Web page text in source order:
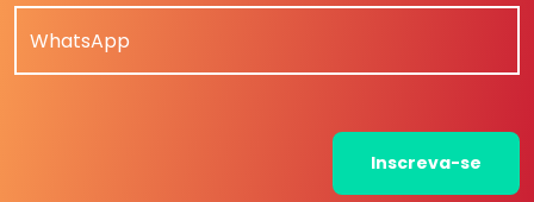
WhatsApp
Inscreva-se